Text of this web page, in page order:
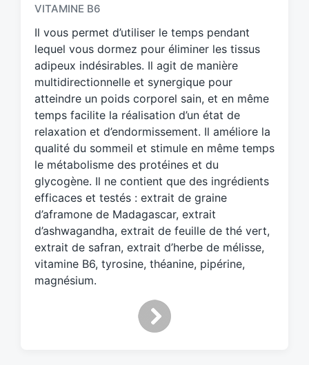
e
w
i
t
h
VITAMINE B6
Il vous permet d’utiliser le temps pendant
lequel vous dormez pour éliminer les tissus
adipeux indésirables. Il agit de manière
multidirectionnelle et synergique pour
atteindre un poids corporel sain, et en même
temps facilite la réalisation d’un état de
relaxation et d’endormissement. Il améliore la
qualité du sommeil et stimule en même temps
le métabolisme des protéines et du
glycogène. Il ne contient que des ingrédients
efficaces et testés : extrait de graine
d’aframone de Madagascar, extrait
d’ashwagandha, extrait de feuille de thé vert,
extrait de safran, extrait d’herbe de mélisse,
vitamine B6, tyrosine, théanine, pipérine,
magnésium.